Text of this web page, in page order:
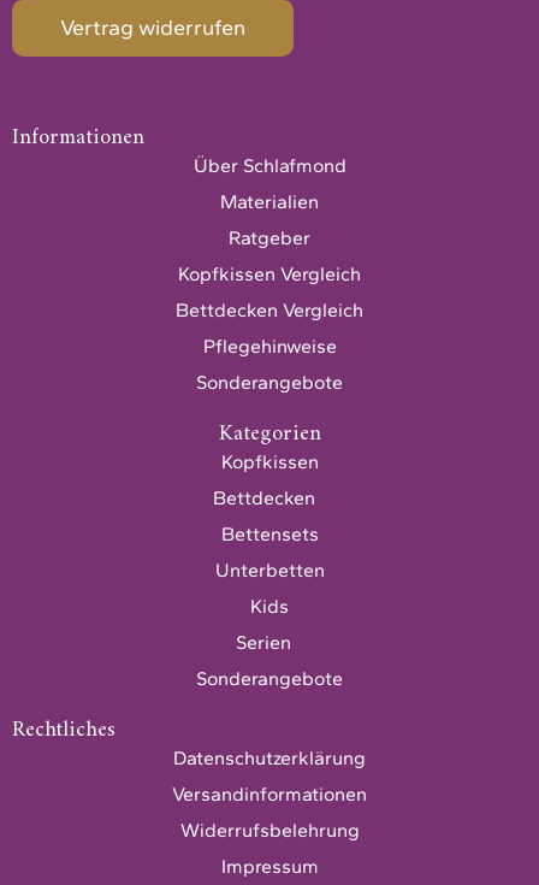
Vertrag widerrufen
Informationen
Über Schlafmond
Materialien
Ratgeber
Kopfkissen Vergleich
Bettdecken Vergleich
Pflegehinweise
Sonderangebote
Kategorien
Kopfkissen
Bettdecken
Bettensets
Unterbetten
Kids
Serien
Sonderangebote
Rechtliches
Datenschutzerklärung
Versandinformationen
Widerrufsbelehrung
Impressum